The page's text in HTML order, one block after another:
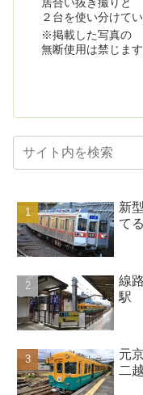
２台を使い分けてい
※掲載した写真の
無断使用は禁じます
新
て
線
駅
元
二